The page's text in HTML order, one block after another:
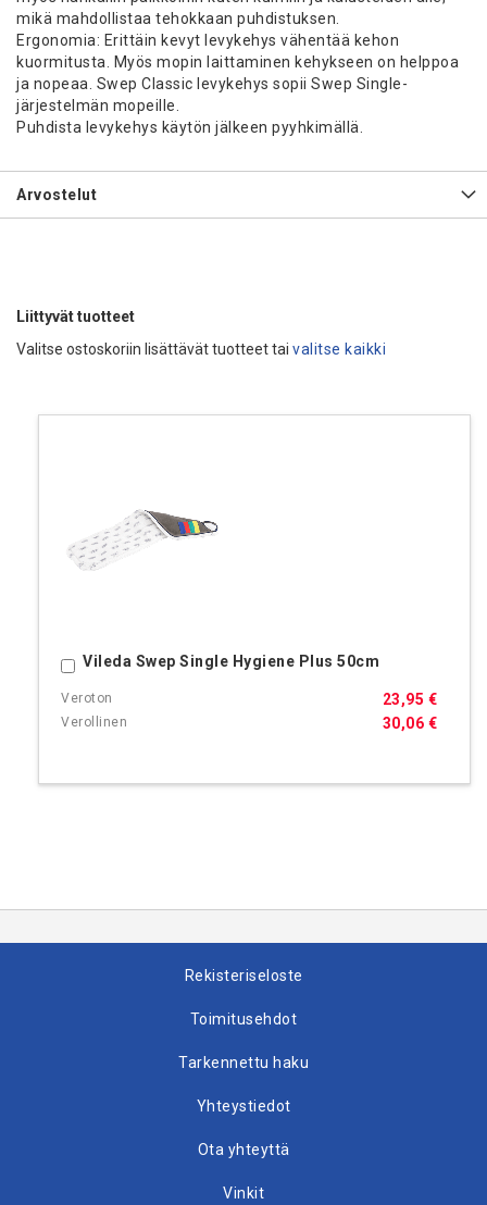
mikä mahdollistaa tehokkaan puhdistuksen.
Ergonomia: Erittäin kevyt levykehys vähentää kehon
kuormitusta. Myös mopin laittaminen kehykseen on helppoa
ja nopeaa. Swep Classic levykehys sopii Swep Single-
järjestelmän mopeille.
Puhdista levykehys käytön jälkeen pyyhkimällä.
Arvostelut
Liittyvät tuotteet
Valitse ostoskoriin lisättävät tuotteet tai valitse kaikki
Vileda Swep Single Hygiene Plus 50cm
30,06 €
23,95 €
Ostoskoriin
Rekisteriseloste
Toimitusehdot
Tarkennettu haku
Yhteystiedot
Ota yhteyttä
Vinkit